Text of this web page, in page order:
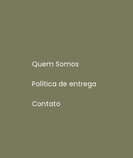
Quem Somos
Política de entrega
Contato